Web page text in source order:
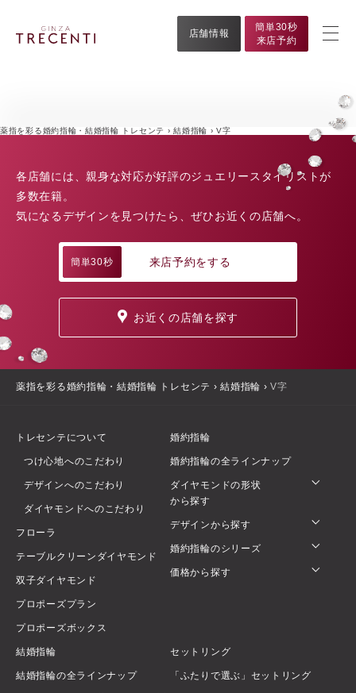
店舗情報
簡単30秒
来店予約
薬指を彩る婚約指輪・結婚指輪 トレセンテ ›結婚指輪 ›V字
各店舗には、親身な対応が好評のジュエリースタイリストが
多数在籍。
気になるデザインを見つけたら、ぜひお近くの店舗へ。
簡単30秒 来店予約をする
お近くの店舗を探す
薬指を彩る婚約指輪・結婚指輪 トレセンテ ›結婚指輪 ›V字
トレセンテについて
つけ心地へのこだわり
デザインへのこだわり
ダイヤモンドへのこだわり
フローラ
テーブルクリーンダイヤモンド
双子ダイヤモンド
プロポーズプラン
プロポーズボックス
婚約指輪
婚約指輪の全ラインナップ
ダイヤモンドの形状
から探す
デザインから探す
婚約指輪のシリーズ
価格から探す
結婚指輪
結婚指輪の全ラインナップ
セットリング
「ふたりで選ぶ」セットリング